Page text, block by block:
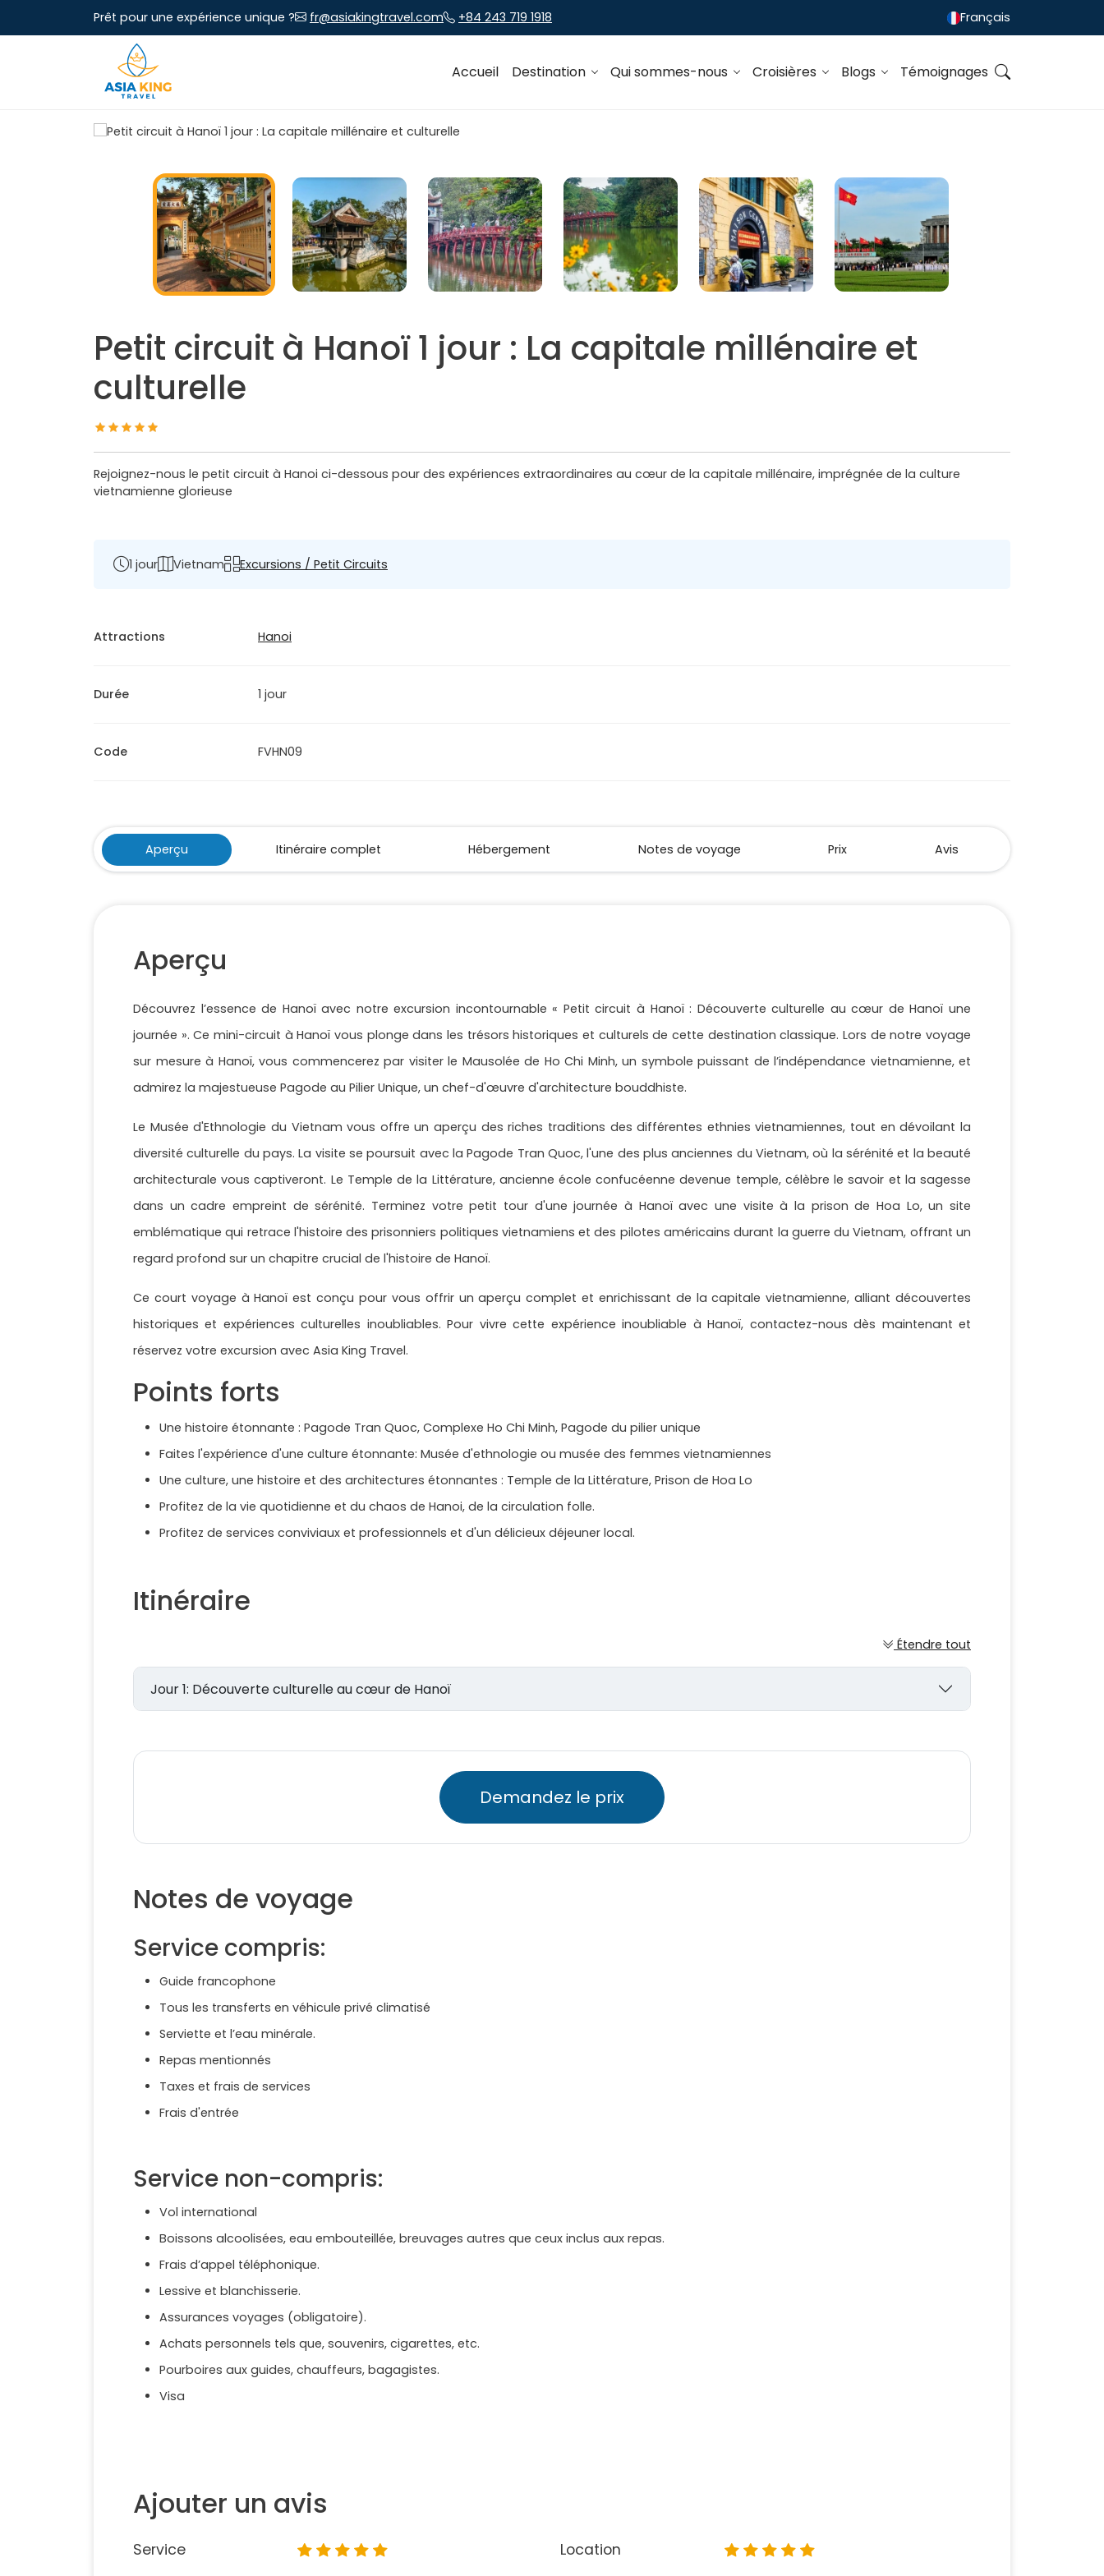
Prêt pour une expérience unique ? fr@asiakingtravel.com +84 243 719 1918 Français
Accueil Destination Qui sommes-nous Croisières Blogs Témoignages
Petit circuit à Hanoï 1 jour : La capitale millénaire et
culturelle
Rejoignez-nous le petit circuit à Hanoi ci-dessous pour des expériences extraordinaires au cœur de la capitale millénaire, imprégnée de la culture
vietnamienne glorieuse
1 jour Vietnam Excursions / Petit Circuits
Attractions Hanoi
Durée 1 jour
Code FVHN09
Aperçu Itinéraire complet Hébergement Notes de voyage Prix Avis
Aperçu
Découvrez l’essence de Hanoï avec notre excursion incontournable « Petit circuit à Hanoï : Découverte culturelle au cœur de Hanoï une
journée ». Ce mini-circuit à Hanoï vous plonge dans les trésors historiques et culturels de cette destination classique. Lors de notre voyage
sur mesure à Hanoï, vous commencerez par visiter le Mausolée de Ho Chi Minh, un symbole puissant de l’indépendance vietnamienne, et
admirez la majestueuse Pagode au Pilier Unique, un chef-d'œuvre d'architecture bouddhiste.
Le Musée d'Ethnologie du Vietnam vous offre un aperçu des riches traditions des différentes ethnies vietnamiennes, tout en dévoilant la
diversité culturelle du pays. La visite se poursuit avec la Pagode Tran Quoc, l'une des plus anciennes du Vietnam, où la sérénité et la beauté
architecturale vous captiveront. Le Temple de la Littérature, ancienne école confucéenne devenue temple, célèbre le savoir et la sagesse
dans un cadre empreint de sérénité. Terminez votre petit tour d'une journée à Hanoï avec une visite à la prison de Hoa Lo, un site
emblématique qui retrace l'histoire des prisonniers politiques vietnamiens et des pilotes américains durant la guerre du Vietnam, offrant un
regard profond sur un chapitre crucial de l'histoire de Hanoï.
Ce court voyage à Hanoï est conçu pour vous offrir un aperçu complet et enrichissant de la capitale vietnamienne, alliant découvertes
historiques et expériences culturelles inoubliables. Pour vivre cette expérience inoubliable à Hanoï, contactez-nous dès maintenant et
réservez votre excursion avec Asia King Travel.
Points forts
Une histoire étonnante : Pagode Tran Quoc, Complexe Ho Chi Minh, Pagode du pilier unique
Faites l'expérience d'une culture étonnante: Musée d'ethnologie ou musée des femmes vietnamiennes
Une culture, une histoire et des architectures étonnantes : Temple de la Littérature, Prison de Hoa Lo
Profitez de la vie quotidienne et du chaos de Hanoi, de la circulation folle.
Profitez de services conviviaux et professionnels et d'un délicieux déjeuner local.
Itinéraire
Étendre tout
Jour 1: Découverte culturelle au cœur de Hanoï
Demandez le prix
Notes de voyage
Service compris:
Guide francophone
Tous les transferts en véhicule privé climatisé
Serviette et l’eau minérale.
Repas mentionnés
Taxes et frais de services
Frais d'entrée
Service non-compris:
Vol international
Boissons alcoolisées, eau embouteillée, breuvages autres que ceux inclus aux repas.
Frais d’appel téléphonique.
Lessive et blanchisserie.
Assurances voyages (obligatoire).
Achats personnels tels que, souvenirs, cigarettes, etc.
Pourboires aux guides, chauffeurs, bagagistes.
Visa
Ajouter un avis
Service Location